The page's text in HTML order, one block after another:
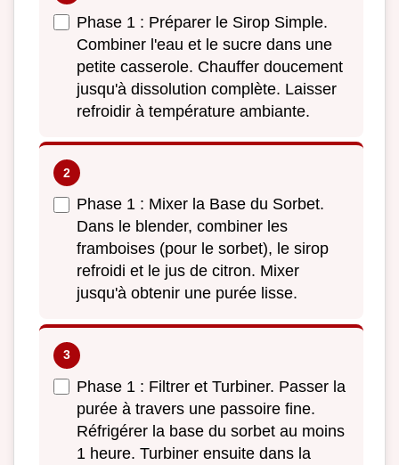
Phase 1 : Préparer le Sirop Simple.
Combiner l'eau et le sucre dans une
petite casserole. Chauffer doucement
jusqu'à dissolution complète. Laisser
refroidir à température ambiante.
Phase 1 : Mixer la Base du Sorbet.
Dans le blender, combiner les
framboises (pour le sorbet), le sirop
refroidi et le jus de citron. Mixer
jusqu'à obtenir une purée lisse.
Phase 1 : Filtrer et Turbiner. Passer la
purée à travers une passoire fine.
Réfrigérer la base du sorbet au moins
1 heure. Turbiner ensuite dans la